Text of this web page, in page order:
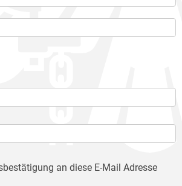
an diese E-Mail Adresse